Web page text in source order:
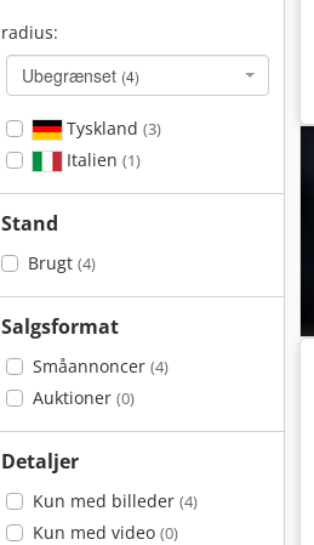
radius:
Ubegrænset (4)
Tyskland (3)
Italien (1)
Stand
Brugt (4)
Salgsformat
Småannoncer (4)
Auktioner (0)
Detaljer
Kun med billeder (4)
Kun med video (0)